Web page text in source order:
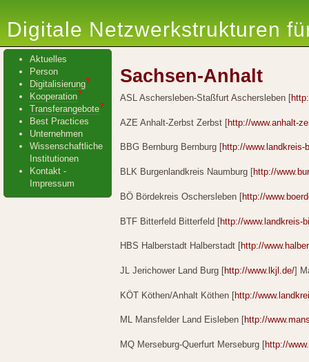
Digitale Netzwerkstrukturen
Aktuelles
Person
Digitalisierung?
Kooperation?
Transferangebote?
Best Practices
Unternehmen
Wissenschaftliche
Institutionen
Kontakt -
Impressum
Sachsen-Anhalt
ASL Aschersleben-Staßfurt Aschersleben [
AZE Anhalt-Zerbst Zerbst [http://www.anhalt-
BBG Bernburg Bernburg [http://www.landkreis-
BLK Burgenlandkreis Naumburg [http://
BÖ Bördekreis Oschersleben [http://
BTF Bitterfeld Bitterfeld [http://www.landkreis-
HBS Halberstadt Halberstadt [http://
JL Jerichower Land Burg [http://www.lkjl.de/]
KÖT Köthen/Anhalt Köthen [http://
ML Mansfelder Land Eisleben [http://
MQ Merseburg-Querfurt Merseburg [http://